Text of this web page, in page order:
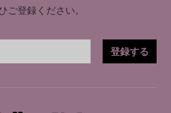
ご登録ください。
登録する